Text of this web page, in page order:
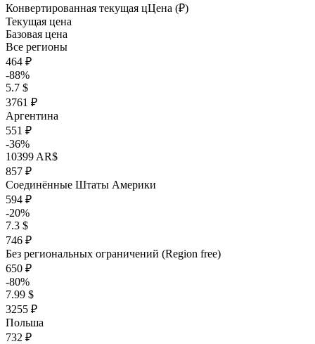
Конвертированная текущая цЦена (₽)
Текущая цена
Базовая цена
Все регионы
464 ₽
-88%
5.7 $
3761 ₽
Аргентина
551 ₽
-36%
10399 AR$
857 ₽
Соединённые Штаты Америки
594 ₽
-20%
7.3 $
746 ₽
Без региональных ограничений (Region free)
650 ₽
-80%
7.99 $
3255 ₽
Польша
732 ₽